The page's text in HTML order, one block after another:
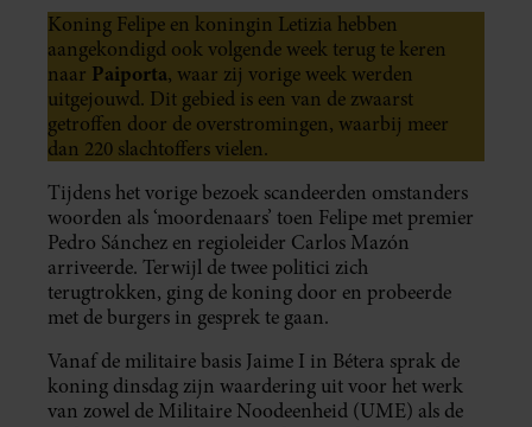
Koning Felipe en koningin Letizia hebben
aangekondigd ook volgende week terug te keren
naar Paiporta, waar zij vorige week werden
uitgejouwd. Dit gebied is een van de zwaarst
getroffen door de overstromingen, waarbij meer
dan 220 slachtoffers vielen.
Tijdens het vorige bezoek scandeerden omstanders
woorden als ‘moordenaars’ toen Felipe met premier
Pedro Sánchez en regioleider Carlos Mazón
arriveerde. Terwijl de twee politici zich
terugtrokken, ging de koning door en probeerde
met de burgers in gesprek te gaan.
Vanaf de militaire basis Jaime I in Bétera sprak de
koning dinsdag zijn waardering uit voor het werk
van zowel de Militaire Noodeenheid (UME) als de